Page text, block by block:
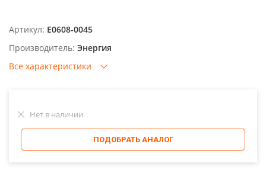
Артикул: Е0608-0045
Производитель: Энергия
Все характеристики
Нет в наличии
ПОДОБРАТЬ АНАЛОГ